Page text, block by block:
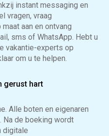
instant messaging en
vragen, vraag
aan en ontvang
sms of WhatsApp. Hebt u
vakantie-experts op
om u te helpen.
gerust hart
Alle boten en eigenaren
Na de boeking wordt
digitale